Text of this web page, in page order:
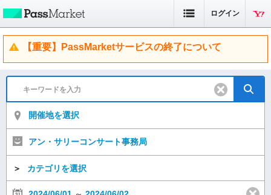
ログイン
【重要】PassMarketサービスの終了について
開催地を選択
アン・サリーコンサート事務局
＞ カテゴリを選択